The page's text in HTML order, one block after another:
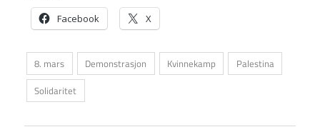
Facebook X
8. mars Demonstrasjon Kvinnekamp
Palestina
Solidaritet